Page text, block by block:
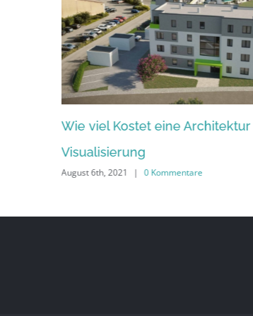
Wie viel Kostet eine Architektur
Visualisierung
August 6th, 2021 | 0 Kommentare